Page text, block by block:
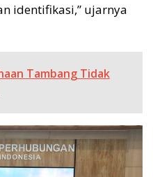
identifikasi,” ujarnya
Tambang Tidak